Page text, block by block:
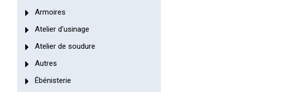
Armoires
Atelier d'usinage
Atelier de soudure
Autres
Ébénisterie